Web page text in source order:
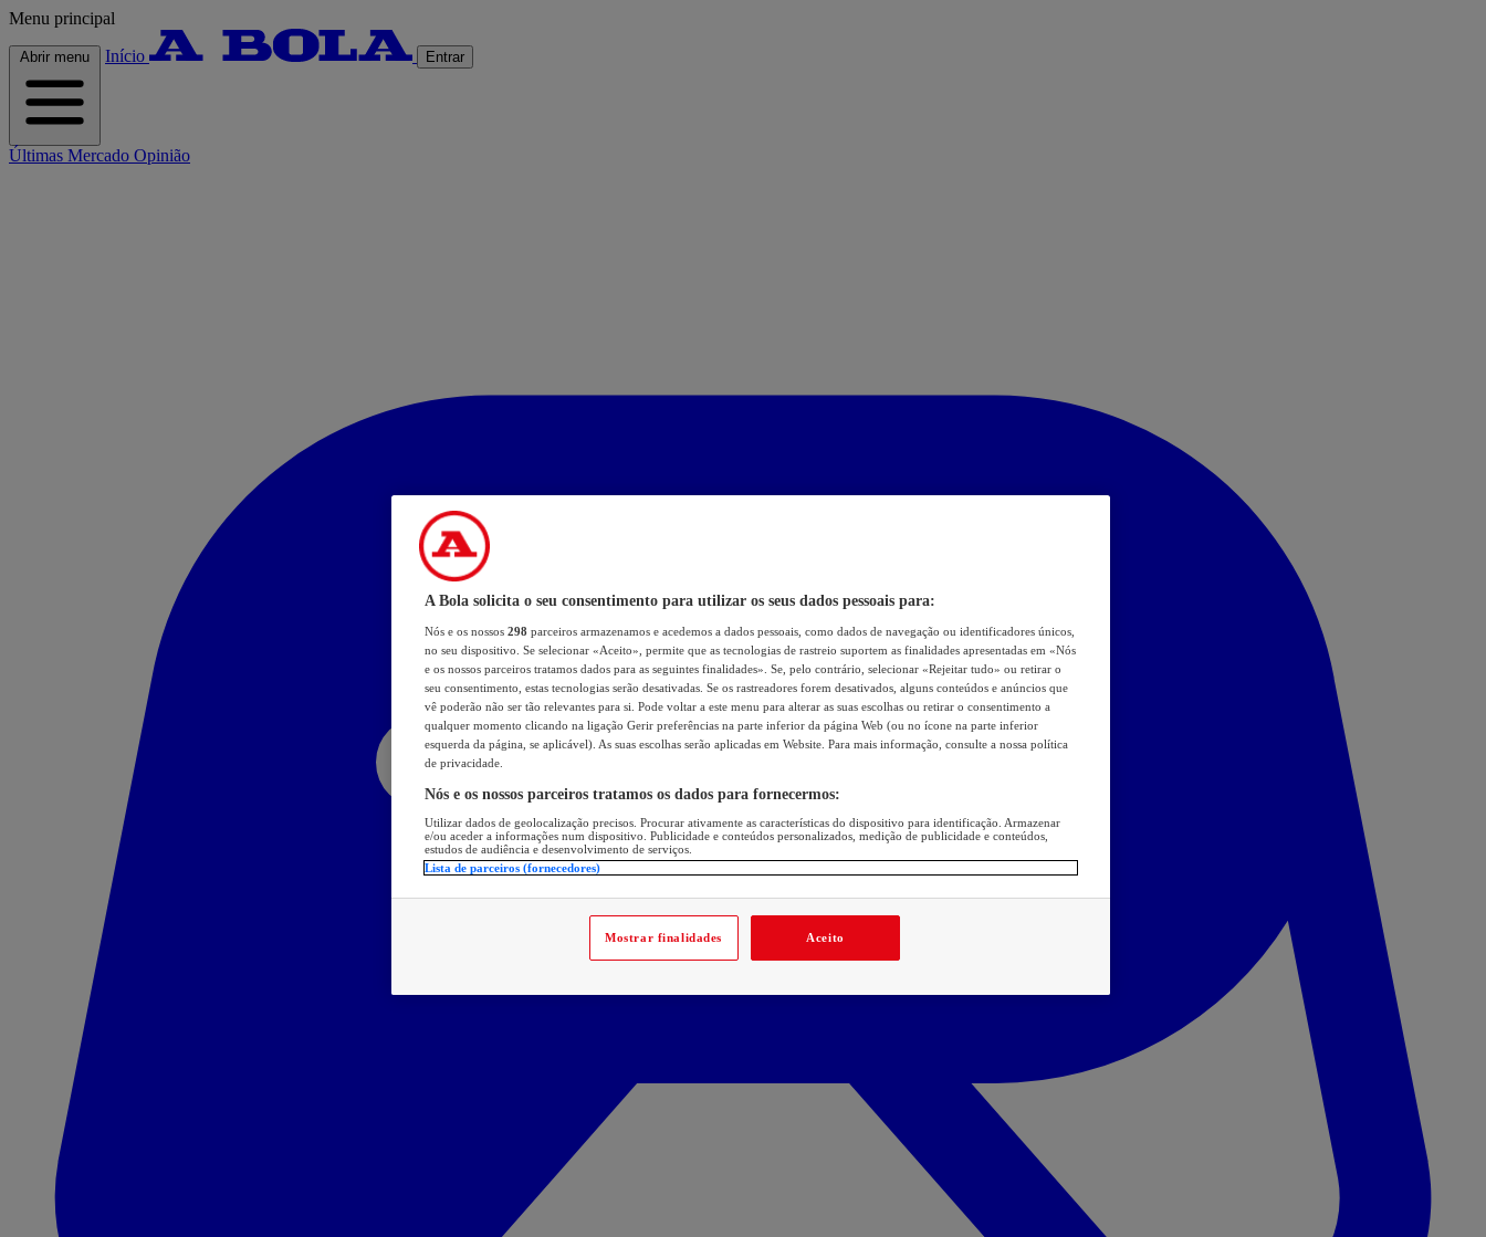
Menu principal
Abrir menu Início Entrar
Últimas Mercado Opinião
A Bola solicita o seu consentimento para utilizar os seus dados pessoais para:
Nós e os nossos 298 parceiros armazenamos e acedemos a dados pessoais, como dados de navegação ou identificadores únicos,
no seu dispositivo. Se selecionar «Aceito», permite que as tecnologias de rastreio suportem as finalidades apresentadas em «Nós
e os nossos parceiros tratamos dados para as seguintes finalidades». Se, pelo contrário, selecionar «Rejeitar tudo» ou retirar o
seu consentimento, estas tecnologias serão desativadas. Se os rastreadores forem desativados, alguns conteúdos e anúncios que
vê poderão não ser tão relevantes para si. Pode voltar a este menu para alterar as suas escolhas ou retirar o consentimento a
qualquer momento clicando na ligação Gerir preferências na parte inferior da página Web (ou no ícone na parte inferior
esquerda da página, se aplicável). As suas escolhas serão aplicadas em Website. Para mais informação, consulte a nossa política
de privacidade.
Nós e os nossos parceiros tratamos os dados para fornecermos:
Utilizar dados de geolocalização precisos. Procurar ativamente as características do dispositivo para identificação. Armazenar
e/ou aceder a informações num dispositivo. Publicidade e conteúdos personalizados, medição de publicidade e conteúdos,
estudos de audiência e desenvolvimento de serviços.
Lista de parceiros (fornecedores)
Mostrar finalidades Aceito